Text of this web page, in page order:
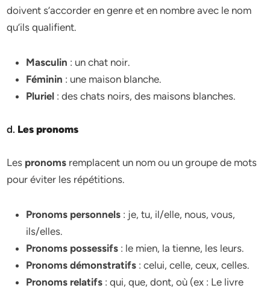
doivent s’accorder en genre et en nombre avec le nom
qu’ils qualifient.
Masculin : un chat noir.
Féminin : une maison blanche.
Pluriel : des chats noirs, des maisons blanches.
d. Les pronoms
Les pronoms remplacent un nom ou un groupe de mots
pour éviter les répétitions.
Pronoms personnels : je, tu, il/elle, nous, vous,
ils/elles.
Pronoms possessifs : le mien, la tienne, les leurs.
Pronoms démonstratifs : celui, celle, ceux, celles.
Pronoms relatifs : qui, que, dont, où (ex : Le livre